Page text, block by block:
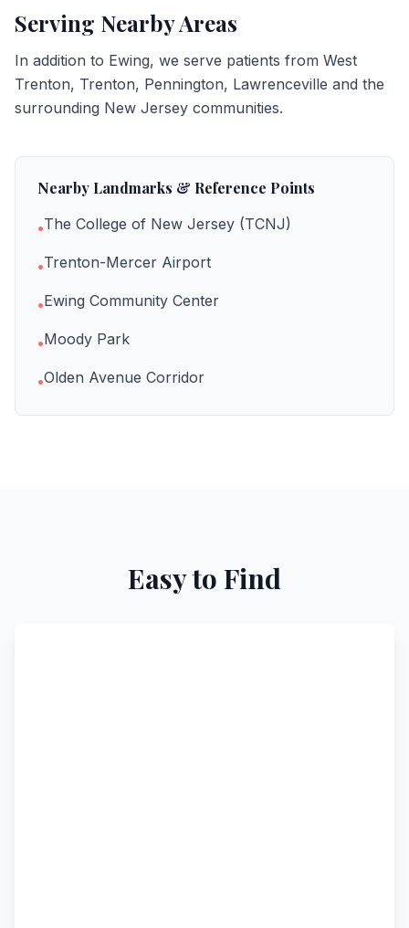
Serving Nearby Areas
In addition to Ewing, we serve patients from West
Trenton, Trenton, Pennington, Lawrenceville and the
surrounding New Jersey communities.
Nearby Landmarks & Reference Points
•The College of New Jersey (TCNJ)
•Trenton-Mercer Airport
•Ewing Community Center
•Moody Park
•Olden Avenue Corridor
Easy to Find